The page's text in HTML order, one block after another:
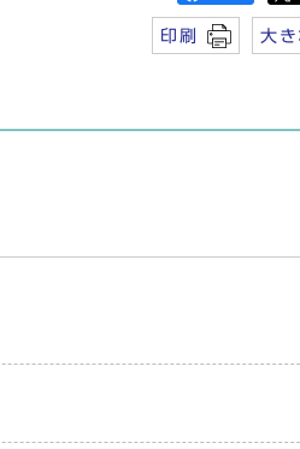
印刷 大き